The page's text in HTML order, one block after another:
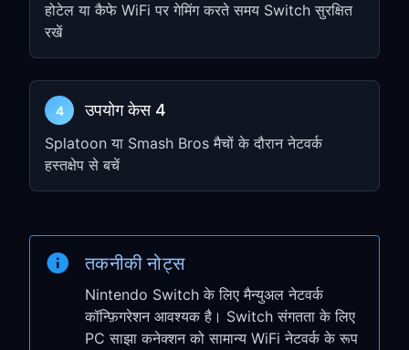
चरण 3: अपने कनेक्शन का परीक्षण
करें
System Settings मेंInternet→Test
Connection
सत्यापित करें कि कनेक्शन सफल है
VPN काम कर रहा है यह पुष्टि करने के लिए
Nintendo eShop खोलें
माध्यम से VPN का उपयोग कर रहा है!
Nintendo Switch के
विशिष्ट लाभ
होटेल या कैफे WiFi पर गेमिंग करते समय Switch सुरक्षित
रखें
4 उपयोग केस 4
Splatoon या Smash Bros मैचों के दौरान नेटवर्क
हस्तक्षेप से बचें
तकनीकी नोट्स
Nintendo Switch के लिए मैन्युअल नेटवर्क
कॉन्फ़िगरेशन आवश्यक है। Switch संगतता के लिए
PC साझा कनेक्शन को सामान्य WiFi नेटवर्क के रूप